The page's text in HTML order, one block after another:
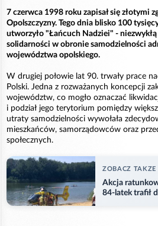
7 czerwca 1998 roku zapisał się złotymi
Opolszczyzny. Tego dnia blisko 100
utworzyło "Łańcuch Nadziei" -
solidarności w obronie samodzielności
województwa opolskiego.
W drugiej połowie lat 90. trwały prace
Polski. Jedna z rozważanych koncepcji
województw, co mogło oznaczać
i podział jego terytorium pomiędzy
utraty samodzielności wywołała
mieszkańców, samorządowców oraz
społecznych.
ZOBACZ TAKZE
Akcja
84-latek trafił